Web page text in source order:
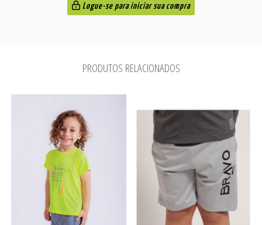
Logue-se para iniciar sua compra
PRODUTOS RELACIONADOS